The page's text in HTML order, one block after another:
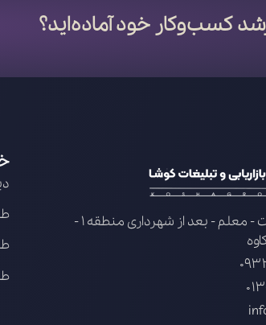
کسب‌وکار خود آماده‌اید؟
گیلان - رشت - معلم - بعد از شهرداری منطقه 1 -